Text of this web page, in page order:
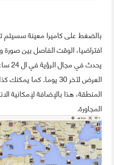
بالضغط على كاميرا معينة
العرض لآخر 30 يوما.
المنطقة، هذا بالإضافة لإمكانية
المجاورة.